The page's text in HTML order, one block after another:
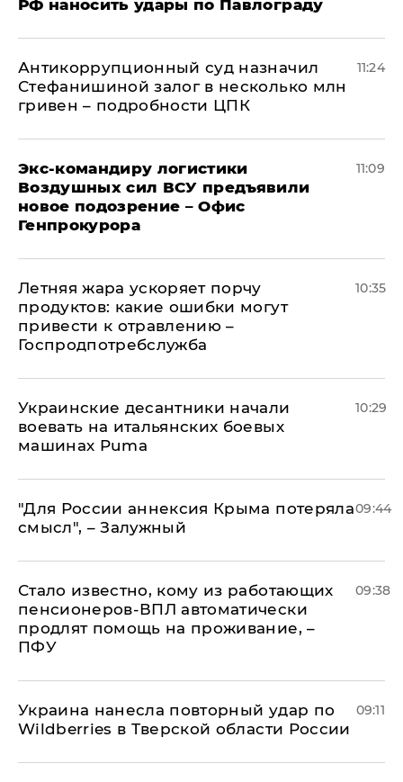
РФ наносить удары по Павлограду
Антикоррупционный суд назначил
Стефанишиной залог в несколько млн
гривен – подробности ЦПК
11:24
Экс-командиру логистики
Воздушных сил ВСУ предъявили
новое подозрение – Офис
Генпрокурора
11:09
Летняя жара ускоряет порчу
продуктов: какие ошибки могут
привести к отравлению –
Госпродпотребслужба
10:35
Украинские десантники начали
воевать на итальянских боевых
машинах Puma
10:29
"Для России аннексия Крыма потеряла
смысл", – Залужный
09:44
Стало известно, кому из работающих
пенсионеров-ВПЛ автоматически
продлят помощь на проживание, –
ПФУ
09:38
Украина нанесла повторный удар по
Wildberries в Тверской области России
09:11